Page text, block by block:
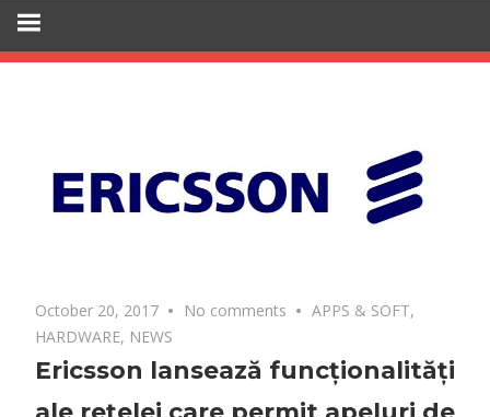
October 20, 2017 No comments APPS & SOFT,
HARDWARE, NEWS
Ericsson lansează funcționalități